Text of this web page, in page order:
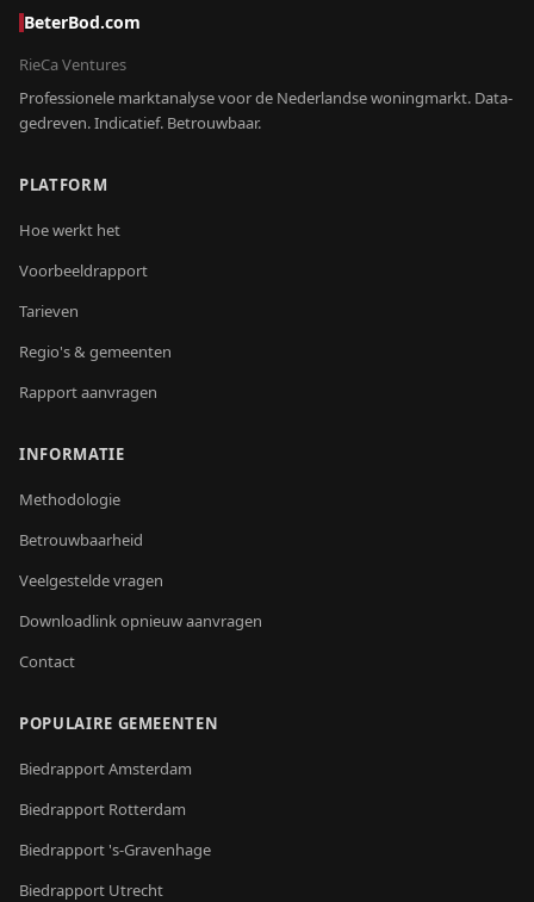
BeterBod.com
RieCa Ventures
Professionele marktanalyse voor de Nederlandse woningmarkt. Data-
gedreven. Indicatief. Betrouwbaar.
PLATFORM
Hoe werkt het
Voorbeeldrapport
Tarieven
Regio's & gemeenten
Rapport aanvragen
INFORMATIE
Methodologie
Betrouwbaarheid
Veelgestelde vragen
Downloadlink opnieuw aanvragen
Contact
POPULAIRE GEMEENTEN
BiedrapportAmsterdam
Biedrapport Rotterdam
Biedrapport 's-Gravenhage
Biedrapport Utrecht